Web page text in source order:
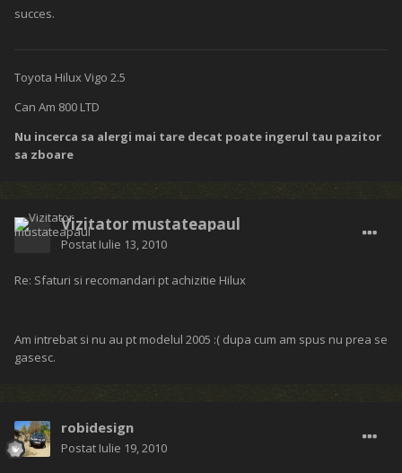
succes.
Toyota Hilux Vigo 2.5
Can Am 800 LTD
Nu incerca sa alergi mai tare decat poate ingerul tau pazitor
sa zboare
Vizitator mustateapaul
Postat Iulie 13, 2010
Re: Sfaturi si recomandari pt achizitie Hilux
Am intrebat si nu au pt modelul 2005 :( dupa cum am spus nu prea se
gasesc.
robidesign
Postat Iulie 19, 2010